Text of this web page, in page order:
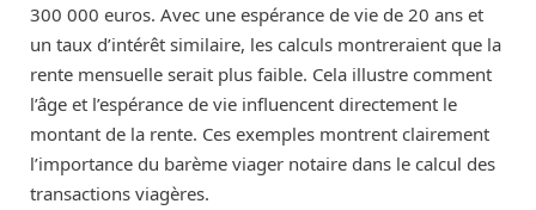
300 000 euros. Avec une espérance de vie de 20 ans et
un taux d’intérêt similaire, les calculs montreraient que la
rente mensuelle serait plus faible. Cela illustre comment
l’âge et l’espérance de vie influencent directement le
montant de la rente. Ces exemples montrent clairement
l’importance du barème viager notaire dans le calcul des
transactions viagères.